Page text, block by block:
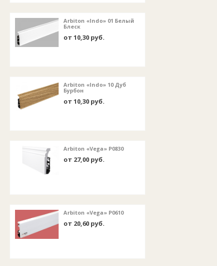
Arbiton «Indo» 01 Белый
Блеск
от 10,30 руб.
Arbiton «Indo» 10 Дуб
Бурбон
от 10,30 руб.
Arbiton «Vega» P0830
от 27,00 руб.
Arbiton «Vega» P0610
от 20,60 руб.